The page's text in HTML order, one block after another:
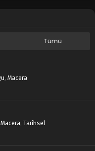
Tümü
, Macera
Macera, Tarihsel